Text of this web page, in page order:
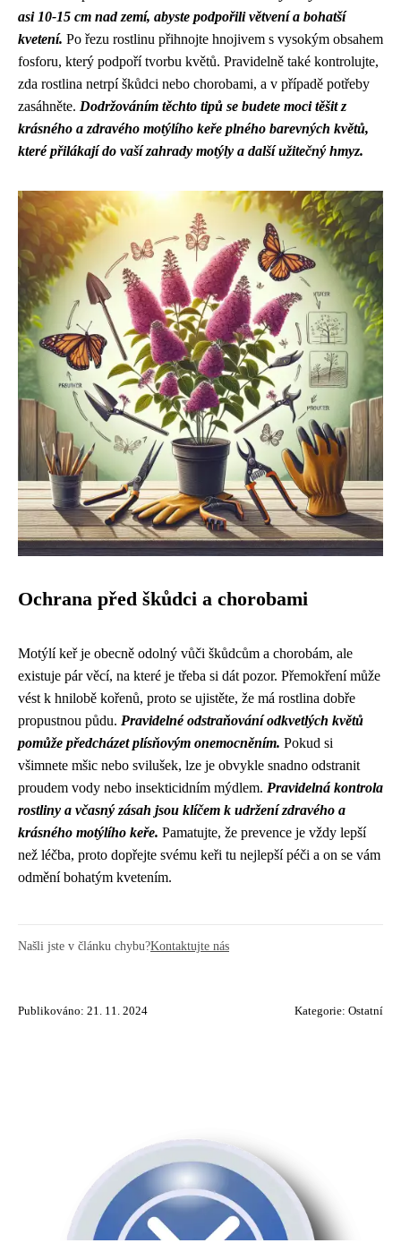
asi 10-15 cm nad zemí, abyste podpořili větvení a bohatší
kvetení. Po řezu rostlinu přihnojte hnojivem s vysokým obsahem
fosforu, který podpoří tvorbu květů. Pravidelně také kontrolujte,
zda rostlina netrpí škůdci nebo chorobami, a v případě potřeby
zasáhněte. Dodržováním těchto tipů se budete moci těšit z
krásného a zdravého motýlího keře plného barevných květů,
které přilákají do vaší zahrady motýly a další užitečný hmyz.
Ochrana před škůdci a chorobami
Motýlí keř je obecně odolný vůči škůdcům a chorobám, ale
existuje pár věcí, na které je třeba si dát pozor. Přemokření může
vést k hnilobě kořenů, proto se ujistěte, že má rostlina dobře
propustnou půdu. Pravidelné odstraňování odkvetlých květů
pomůže předcházet plísňovým onemocněním. Pokud si
všimnete mšic nebo svilušek, lze je obvykle snadno odstranit
proudem vody nebo insekticidním mýdlem. Pravidelná kontrola
rostliny a včasný zásah jsou klíčem k udržení zdravého a
krásného motýlího keře. Pamatujte, že prevence je vždy lepší
než léčba, proto dopřejte svému keři tu nejlepší péči a on se vám
odmění bohatým kvetením.
Našli jste v článku chybu?Kontaktujte nás
Publikováno: 21. 11. 2024 Kategorie: Ostatní